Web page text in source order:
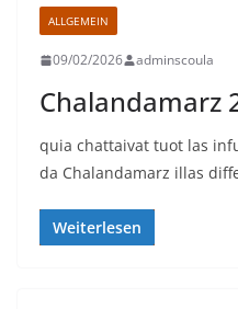
ALLGEMEIN
09/02/2026 adminscoula
Chalandamarz
quia chattaivat tuot las
da Chalandamarz illas
Weiterlesen